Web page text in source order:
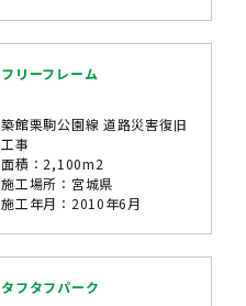
フリーフレーム
築館栗駒公園線 道路災害復旧
工事
面積：2,100m2
施工場所：宮城県
施工年月：2010年6月
タフタフパーク